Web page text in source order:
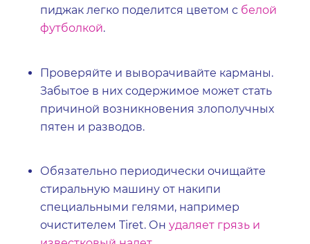
пиджак легко поделится цветом с белой
футболкой.
Проверяйте и выворачивайте карманы.
Забытое в них содержимое может стать
причиной возникновения злополучных
пятен и разводов.
Обязательно периодически очищайте
стиральную машину от накипи
специальными гелями, например
очистителем Tiret. Он удаляет грязь и